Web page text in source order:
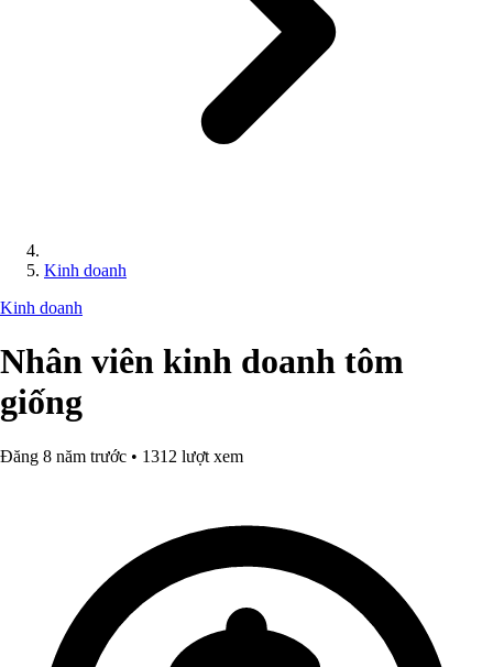
Kinh doanh
Kinh doanh
Nhân viên kinh doanh tôm
giống
Đăng 8 năm trước • 1312 lượt xem